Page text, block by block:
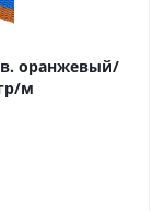
оранжевый/
м